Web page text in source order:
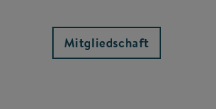
Mitgliedschaft